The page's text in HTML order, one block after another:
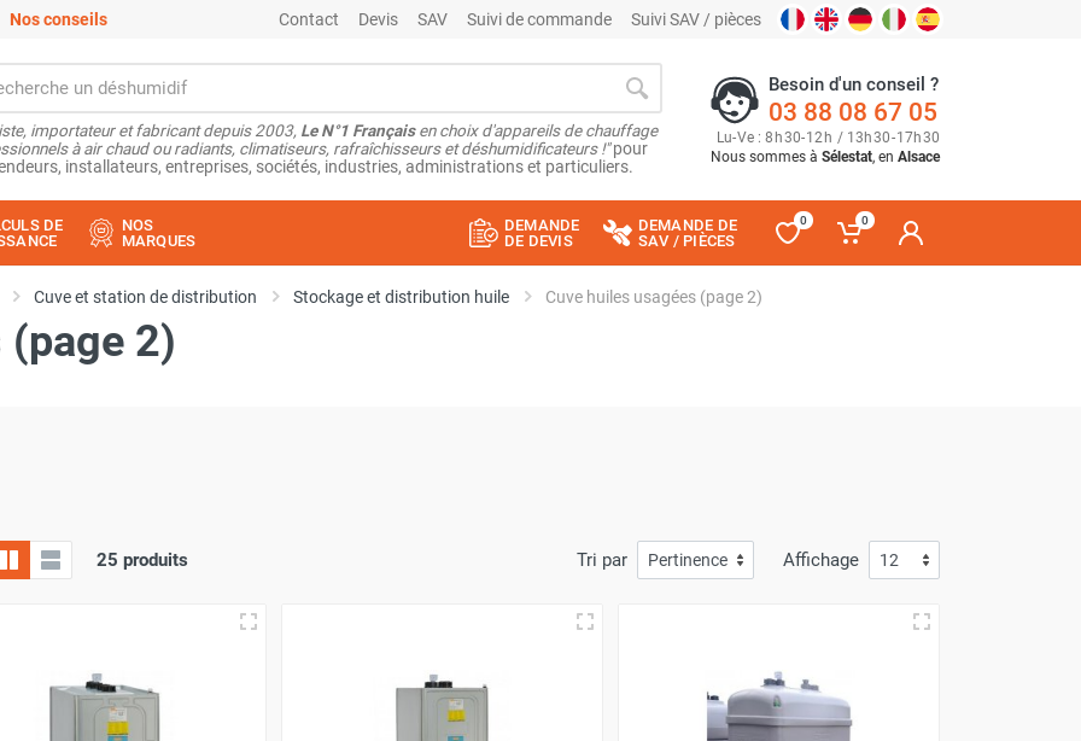
Nos conseils Contact Devis SAV Suivi de commande Suivi SAV / pièces
importateur et fabricant depuis 2003, Le N°1 Françaisen choix d'appareils de chauffage
à air chaud ou radiants, climatiseurs, rafraîchisseurs et déshumidificateurs !"pour
installateurs, entreprises, sociétés, industries, administrations et particuliers.
Besoin d'un conseil ?
03 88 08 67 05
Lu-Ve : 8h30-12h / 13h30-17h30
Nous sommes à Sélestat, en Alsace
DE
NOS
MARQUES
DEMANDE
DE DEVIS
DEMANDE DE
SAV / PIÈCES
0 0
Cuve et station de distribution Stockage et distribution huile Cuve huiles usagées (page 2)
(page 2)
25 produits Tri par Affichage